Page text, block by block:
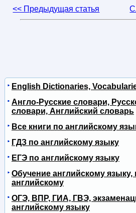
<< Предыдущая статья
English Dictionaries,
Англо-Русские словари,
словари, Английский словарь
Все книги по английскому
ГДЗ по английскому языку
ЕГЭ по английскому языку
Обучение английскому языку,
английскому
ОГЭ, ВПР, ГИА, ГВЭ,
английскому языку